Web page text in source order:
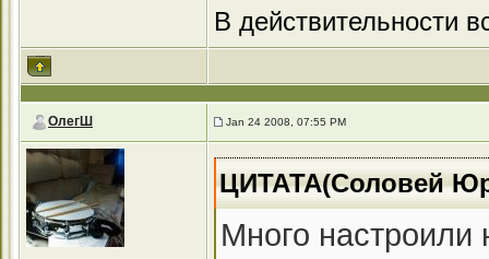
В действительности
ОлегШ Jan 24 2008, 07:55 PM
ЦИТАТА(Соловей
Много настроили